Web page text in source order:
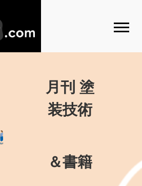
月刊 塗
装技術
＆書籍